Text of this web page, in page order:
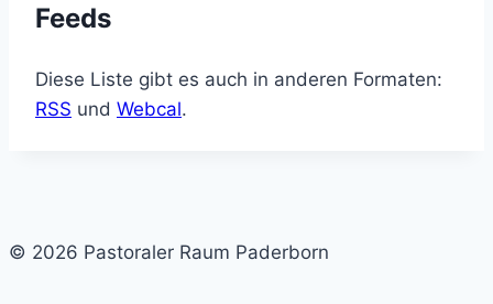
Feeds
Diese Liste gibt es auch in anderen Formaten:
RSS und Webcal.
© 2026 Pastoraler Raum Paderborn